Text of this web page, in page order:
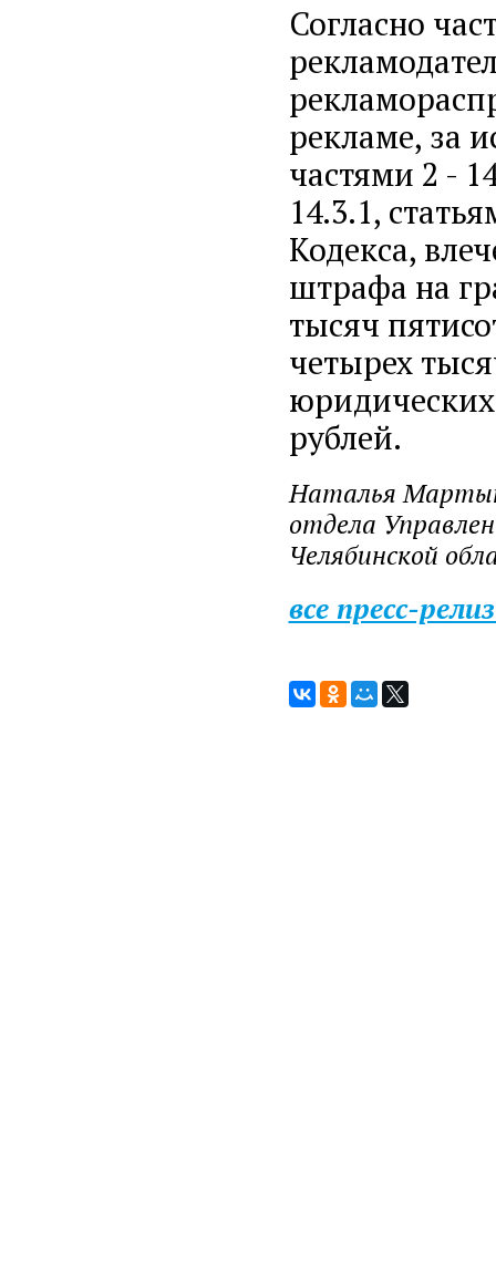
Согласно
рекламе, за
частями 2 -
14.3.1,
Кодекса,
штрафа на
тысяч
четырех
рублей.
Наталья
отдела
Челябинской
все пресс-